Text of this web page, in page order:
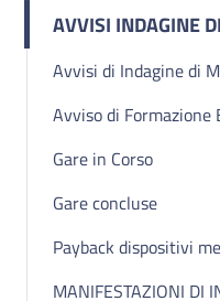
AVVISI INDAGINE
Avvisi di Indagine di
Avviso di Formazione
Gare in Corso
Gare concluse
Payback dispositivi
MANIFESTAZIONI DI